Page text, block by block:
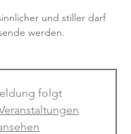
und stiller darf
werden.
folgt